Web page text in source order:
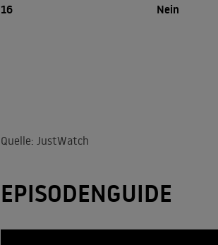
16 Nein
Quelle: JustWatch
EPISODENGUIDE